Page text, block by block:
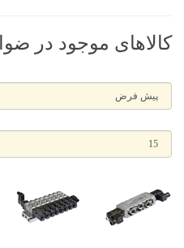
کالاهای موجود در